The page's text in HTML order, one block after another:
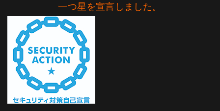
一つ星を宣言しました。